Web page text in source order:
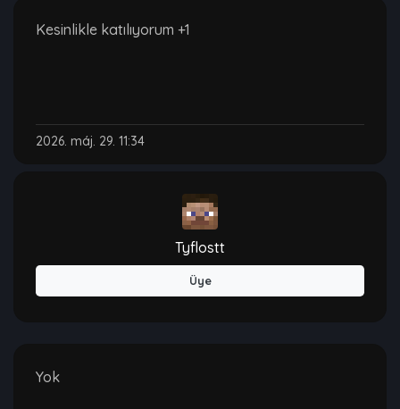
Kesinlikle katılıyorum +1
2026. máj. 29. 11:34
Tyflostt
Üye
Yok